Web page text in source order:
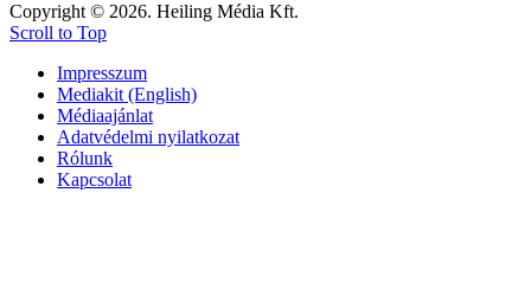
Copyright © 2026. Heiling Média Kft.
Scroll to Top
Impresszum
Mediakit (English)
Médiaajánlat
Adatvédelmi nyilatkozat
Rólunk
Kapcsolat